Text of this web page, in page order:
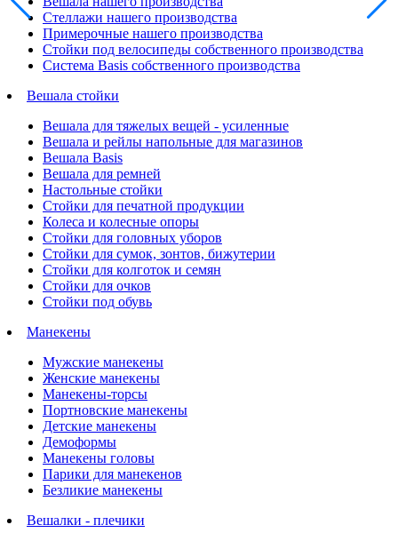
Стеллажи нашего производства
Примерочные нашего производства
Стойки под велосипеды собственного производства
Система Basis собственного производства
Вешала стойки
Вешала для тяжелых вещей - усиленные
Вешала и рейлы напольные для магазинов
Вешала Basis
Вешала для ремней
Настольные стойки
Стойки для печатной продукции
Колеса и колесные опоры
Стойки для головных уборов
Стойки для сумок, зонтов, бижутерии
Стойки для колготок и семян
Стойки для очков
Стойки под обувь
Манекены
Мужские манекены
Женские манекены
Манекены-торсы
Портновские манекены
Детские манекены
Демоформы
Манекены головы
Парики для манекенов
Безликие манекены
Вешалки - плечики